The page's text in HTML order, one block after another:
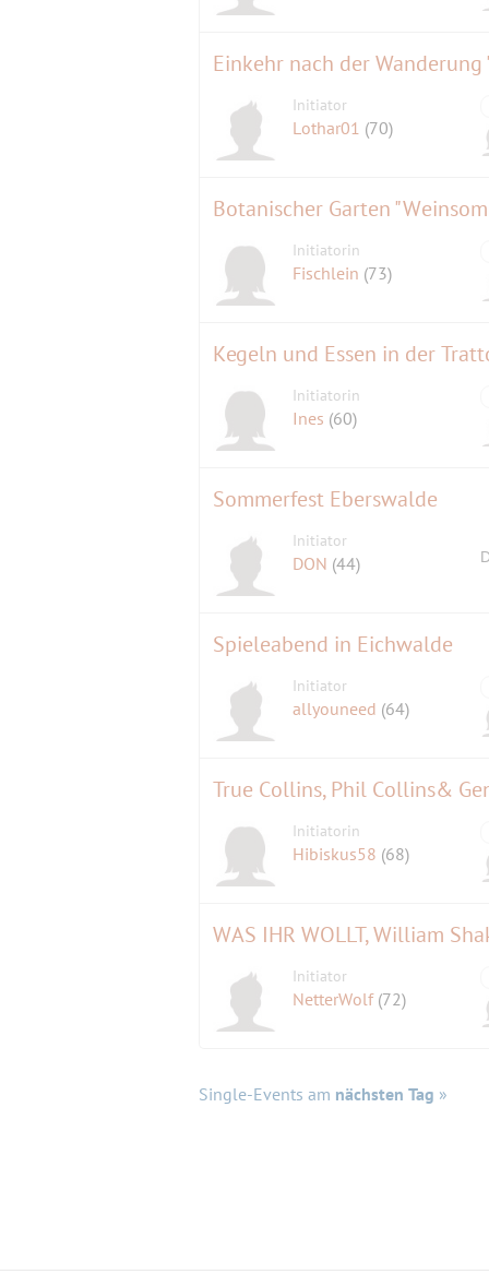
Einkehr nach der Wanderung
Initiator
Lothar01 (70)
Botanischer Garten
Initiatorin
Fischlein (73)
Kegeln und Essen in der
Initiatorin
Ines (60)
Sommerfest Eberswalde
Initiator
DON (44)
Spieleabend in Eichwalde
Initiator
allyouneed (64)
True Collins, Phil Collins&
Initiatorin
Hibiskus58 (68)
WAS IHR WOLLT, William
Initiator
NetterWolf (72)
Single-Events am nächsten Tag »